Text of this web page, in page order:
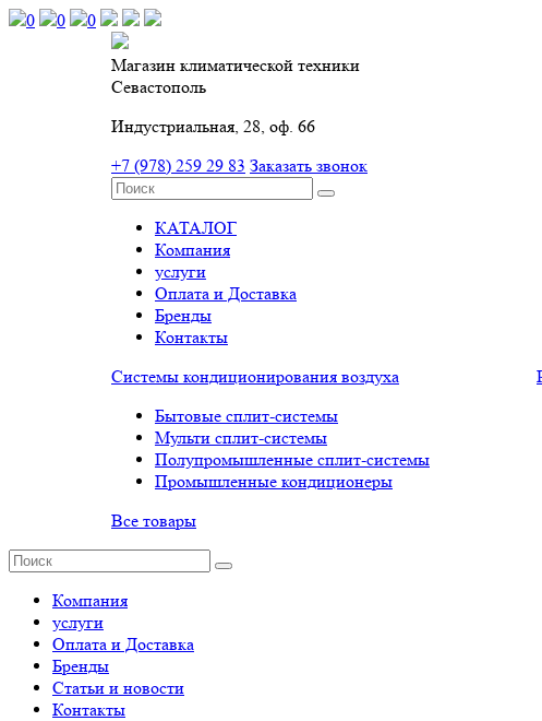
0 0 0
Магазин климатической техники
Севастополь
Индустриальная, 28, оф. 66
+7 (978) 259 29 83 Заказать звонок
КАТАЛОГ
Компания
услуги
Оплата и Доставка
Бренды
Контакты
Системы кондиционирования воздуха
Бытовые сплит-системы
Мульти сплит-системы
Полупромышленные сплит-системы
Промышленные кондиционеры
Все товары
Компания
услуги
Оплата и Доставка
Бренды
Статьи и новости
Контакты